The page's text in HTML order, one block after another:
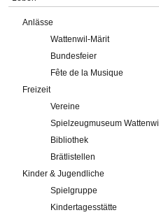
Anlässe
Wattenwil-Märit
Bundesfeier
Fête de la Musique
Freizeit
Vereine
Spielzeugmuseum Wattenwil
Bibliothek
Brätlistellen
Kinder & Jugendliche
Spielgruppe
Kindertagesstätte